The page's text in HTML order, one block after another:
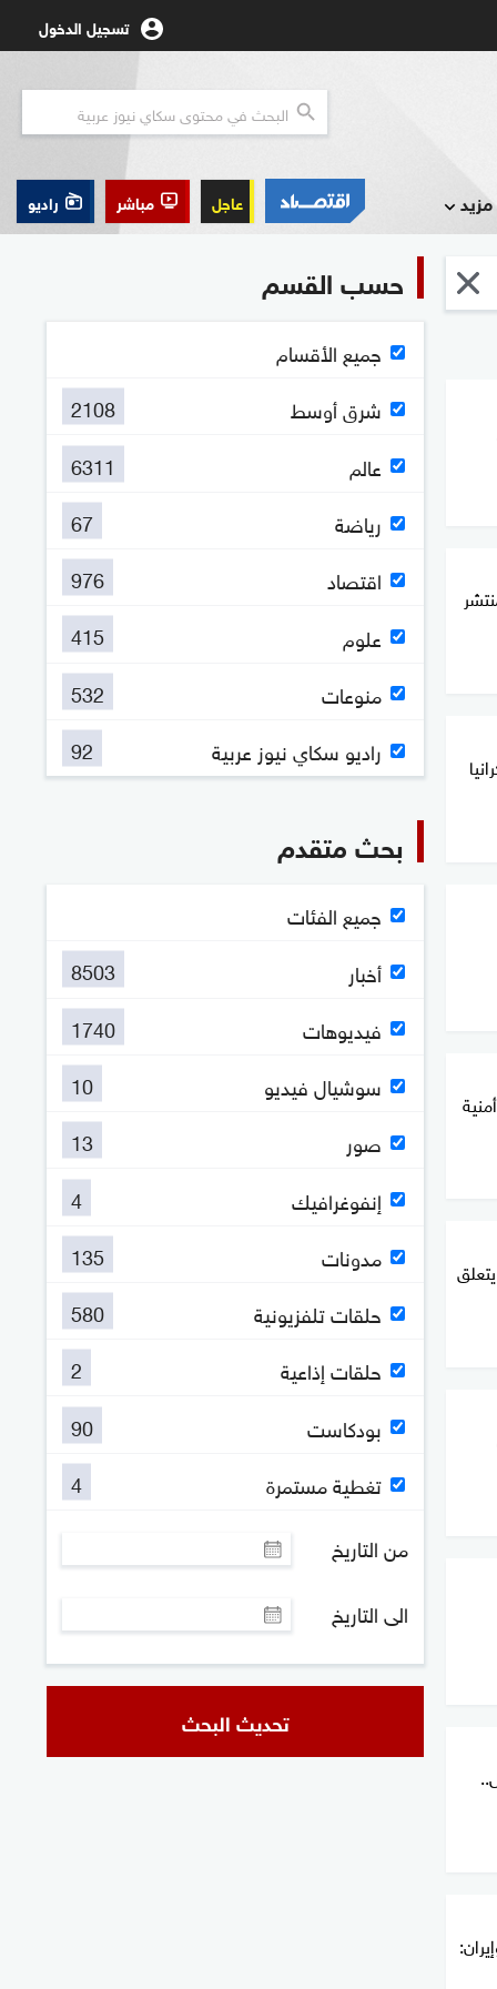
تسجيل الدخول
مزيد عاجل مباشر راديو
حسب القسم
جميع الأقسام
شرق أوسط
2108
عالم
6311
رياضة
67
اقتصاد
976
علوم
415
منوعات
532
راديو سكاي نيوز عربية
92
بحث متقدم
جميع الفئات
أخبار
8503
فيديوهات
1740
سوشيال فيديو
10
صور
13
إنفوغرافيك
4
مدونات
135
حلقات تلفزيونية
580
حلقات إذاعية
2
بودكاست
90
تغطية مستمرة
4
من التاريخ
الى التاريخ
تحديث البحث